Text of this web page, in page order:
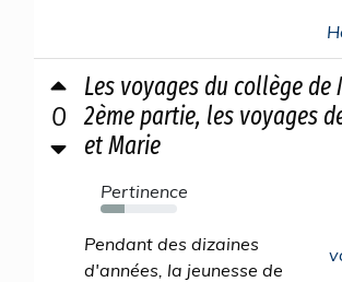
0
Les voyages du collège de
2ème partie, les voyages
et Marie
Pertinence
31%
Pendant des dizaines
d'années, la jeunesse de